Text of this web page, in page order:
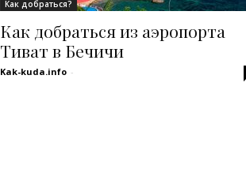
Как добраться?
Как добраться из аэропорта
Тиват в Бечичи
Kak-kuda.info -